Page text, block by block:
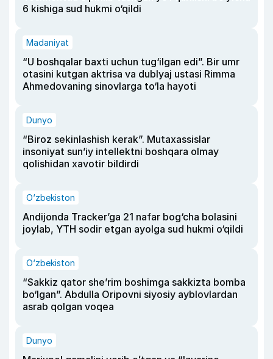
6 kishiga sud hukmi o‘qildi
Madaniyat
“U boshqalar baxti uchun tug‘ilgan edi”. Bir umr
otasini kutgan aktrisa va dublyaj ustasi Rimma
Ahmedovaning sinovlarga to‘la hayoti
Dunyo
“Biroz sekinlashish kerak”. Mutaxassislar
insoniyat sun’iy intellektni boshqara olmay
qolishidan xavotir bildirdi
O‘zbekiston
Andijonda Tracker’ga 21 nafar bog‘cha bolasini
joylab, YTH sodir etgan ayolga sud hukmi o‘qildi
O‘zbekiston
“Sakkiz qator she’rim boshimga sakkizta bomba
bo‘lgan”. Abdulla Oripovni siyosiy ayblovlardan
asrab qolgan voqea
Dunyo